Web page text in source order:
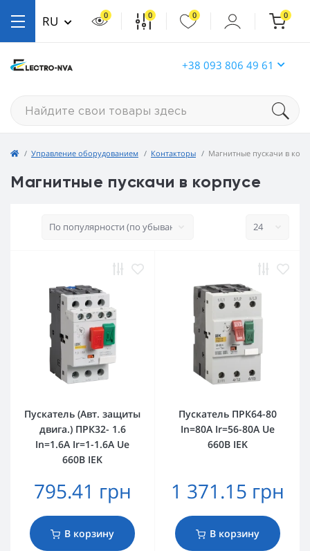
+38 093 806 49 61
RU 0 0 0 0
Управление оборудованием Контакторы Магнитные пускачи в
Магнитные пускачи в корпусе
Пускатель (Авт. защиты
двига.) ПРК32- 1.6
In=1.6A Ir=1-1.6A Ue
660B IEK
795.41 грн
В корзину
Пускатель ПРК64-80
In=80A Ir=56-80A Ue
660В IEK
1 371.15 грн
В корзину